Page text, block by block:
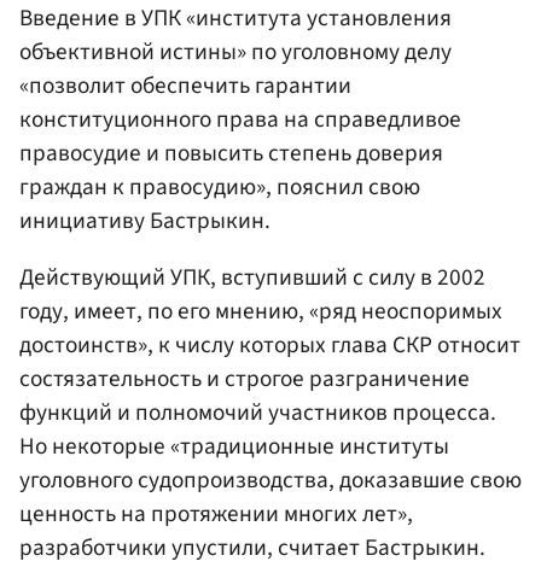
Введение в УПК «института установления
объективной истины» по уголовному делу
«позволит обеспечить гарантии
конституционного права на справедливое
правосудие и повысить степень доверия
граждан к правосудию», пояснил свою
инициативу Бастрыкин.
Действующий УПК, вступивший с силу в 2002
году, имеет, по его мнению, «ряд неоспоримых
достоинств», к числу которых глава СКР относит
состязательность и строгое разграничение
функций и полномочий участников процесса.
Но некоторые «традиционные институты
уголовного судопроизводства, доказавшие свою
ценность на протяжении многих лет»,
разработчики упустили, считает Бастрыкин.